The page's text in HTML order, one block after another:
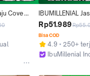
Cover
Air Anti
IBUMILLENIAL
Cover Baju Motif
Gantungan Anti
Debu Pelindung
Ziplock CB004
Rp51.989
Bisa COD
4.9
250+
IbuMillenial